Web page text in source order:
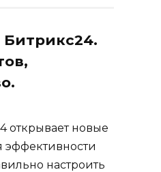
открывает новые
эффективности
настроить